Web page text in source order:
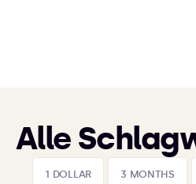
Alle
1 DOLLAR 3 MONTHS